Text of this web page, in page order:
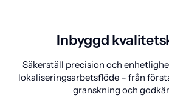
Inbyggd
Säkerställ precision och
lokaliseringsarbetsflöde – från
granskning och